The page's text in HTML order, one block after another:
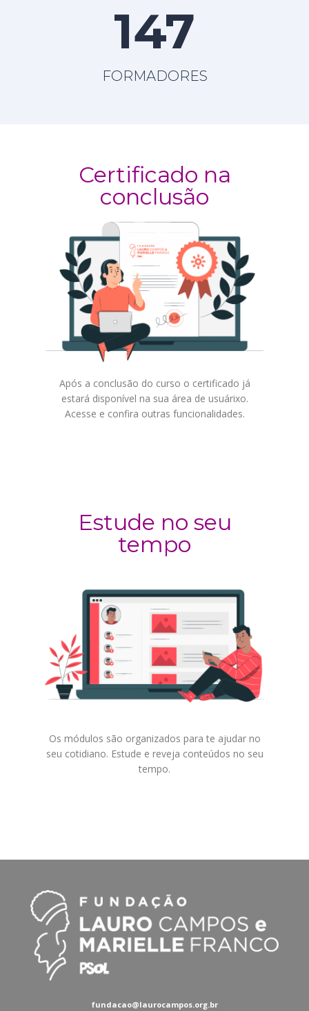
147
FORMADORES
Certificado na
conclusão
Após a conclusão do curso o certificado já
estará disponível na sua área de usuárixo.
Acesse e confira outras funcionalidades.
Estude no seu
tempo
Os módulos são organizados para te ajudar no
seu cotidiano. Estude e reveja conteúdos no seu
tempo.
fundacao@laurocampos.org.br